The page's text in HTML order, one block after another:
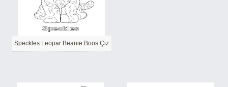
Speckles Leopar Beanie Boos Çiz